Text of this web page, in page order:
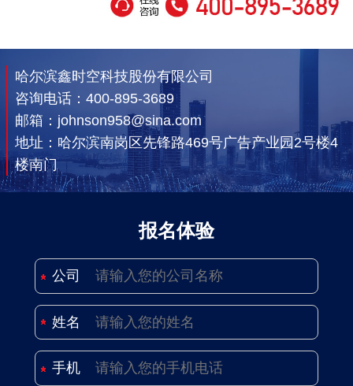
年不睁开眼睛，一睁眼就是放大招，这种人就是
漫迷们常说的“眯眯眼”。因为他们的特殊属性，
人们还给他们附赠了一句话：“眯眯眼都是怪
物！”
3D中，就很难了，因为没有正常人可以闭着眼
睛走路，弄不好的话，“眯眯眼”就成了真瞎子，
没有那种腹黑的气质隐藏其中了。
高水准3D动漫较为少见
为什么在国漫行业中3D动漫越来越多了？究其
哈尔滨鑫时空科技股份有限公司
咨询电话： 400-895-3689
邮箱：johnson958@sina.com
地址：哈尔滨南岗区先锋路469号广告产业园2号楼4
楼南门
报名体验
公司
姓名
手机